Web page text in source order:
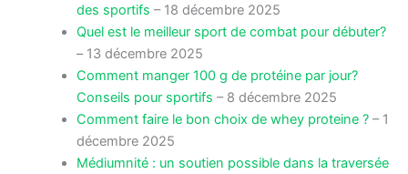
des sportifs – 18 décembre 2025
Quel est le meilleur sport de combat pour débuter?
– 13 décembre 2025
Comment manger 100 g de protéine par jour?
Conseils pour sportifs – 8 décembre 2025
Comment faire le bon choix de whey proteine ?– 1
décembre 2025
Médiumnité : un soutien possible dans la traversée